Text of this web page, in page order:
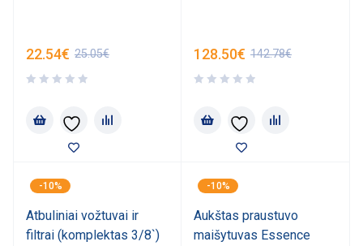
25.05€
22.54€ 142.78€
128.50€
-10%
Atbuliniai vožtuvai ir
filtrai (komplektas 3/8`)
-10%
Aukštas praustuvo
maišytuvas Essence